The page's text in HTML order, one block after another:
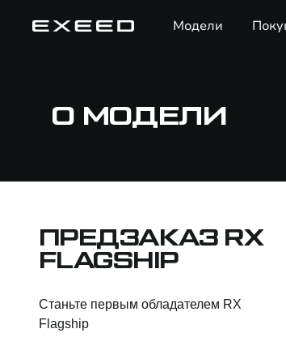
Модели
О МОДЕЛИ
ПРЕДЗАКАЗ RX
FLAGSHIP
Станьте первым обладателем RX
Flagship